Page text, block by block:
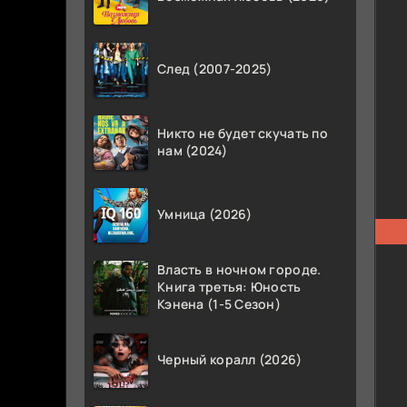
След (2007-2025)
Никто не будет скучать по
нам (2024)
Умница (2026)
Власть в ночном городе.
Книга третья: Юность
Кэнена (1-5 Сезон)
Черный коралл (2026)